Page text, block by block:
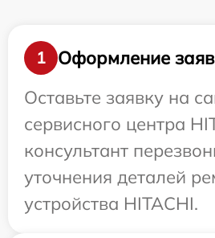
1
Оформление
Оставьте заявку на
сервисного центра
консультант
уточнения деталей
устройства HITACHI.